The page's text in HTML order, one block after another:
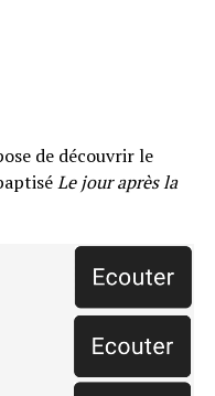
de découvrir le
Le jour après la